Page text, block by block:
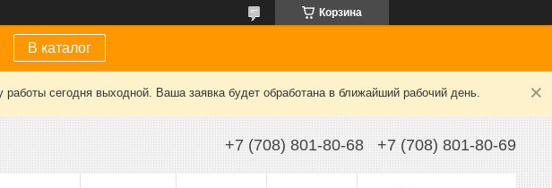
Корзина
В каталог
сегодня выходной. Ваша заявка будет обработана в ближайший рабочий день.
+7 (708) 801-80-68 +7 (708) 801-80-69